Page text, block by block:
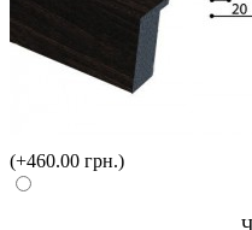
(+460.00 грн.)